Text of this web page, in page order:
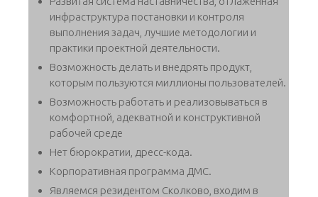
инфраструктура постановки и контроля
выполнения задач, лучшие методологии и
практики проектной деятельности.
Возможность делать и внедрять продукт,
которым пользуются миллионы пользователей.
Возможность работать и реализовываться в
комфортной, адекватной и конструктивной
рабочей среде
Нет бюрократии, дресс-кода.
Корпоративная программа ДМС.
Являемся резидентом Сколково, входим в